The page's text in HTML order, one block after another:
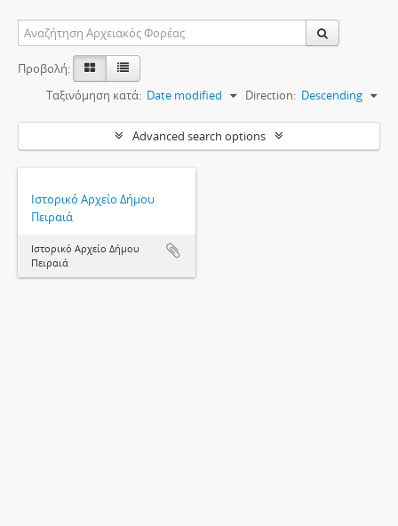
Προβολή:
Ταξινόμηση κατά: Date modified Direction: Descending
Advanced search options
Ιστορικό Αρχείο Δήμου
Πειραιά
Ιστορικό Αρχείο Δήμου
Πειραιά